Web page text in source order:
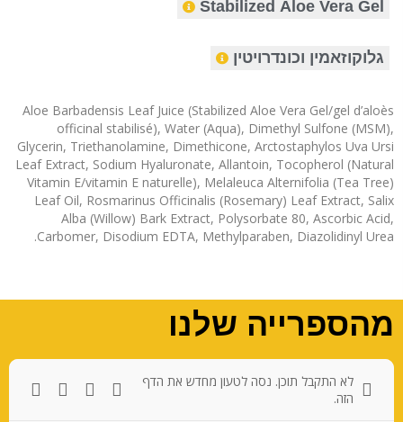
Stabilized Aloe Vera Gel
גלוקוזאמין וכונדרויטין
Aloe Barbadensis Leaf Juice (Stabilized Aloe Vera Gel/gel d’aloès
officinal stabilisé), Water (Aqua), Dimethyl Sulfone (MSM),
Glycerin, Triethanolamine, Dimethicone, Arctostaphylos Uva Ursi
Leaf Extract, Sodium Hyaluronate, Allantoin, Tocopherol (Natural
Vitamin E/vitamin E naturelle), Melaleuca Alternifolia (Tea Tree)
Leaf Oil, Rosmarinus Officinalis (Rosemary) Leaf Extract, Salix
Alba (Willow) Bark Extract, Polysorbate 80, Ascorbic Acid,
Carbomer, Disodium EDTA, Methylparaben, Diazolidinyl Urea.
מהספרייה שלנו
לא התקבל תוכן. נסה לטעון מחדש את הדף
הזה.